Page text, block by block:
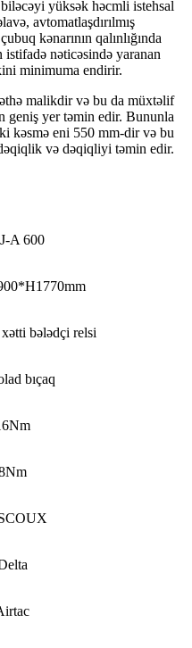
yüksək həcmli istehsal
avtomatlaşdırılmış
kənarının qalınlığında
nəticəsində yaranan
minimuma endirir.
malikdir və bu da müxtəlif
geniş yer təmin edir. Bununla
kəsmə eni 550 mm-dir və bu
və dəqiqliyi təmin edir.
A 600
bələdçi relsi
bıçaq